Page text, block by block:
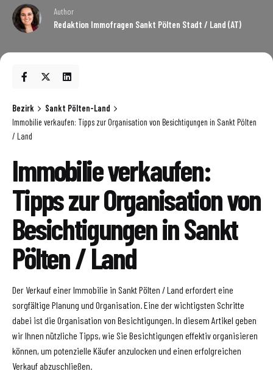
Author
Redaktion Immofragen Sankt Pölten Stadt / Land (AT)
Bezirk
Sankt Pölten-Land
Immobilie verkaufen: Tipps zur Organisation von Besichtigungen in Sankt Pölten
/ Land
Immobilie verkaufen:
Tipps zur Organisation von
Besichtigungen in Sankt
Pölten / Land
Der Verkauf einer Immobilie in Sankt Pölten / Land erfordert eine
sorgfältige Planung und Organisation. Eine der wichtigsten Schritte
dabei ist die Organisation von Besichtigungen. In diesem Artikel geben
wir Ihnen nützliche Tipps, wie Sie Besichtigungen effektiv organisieren
können, um potenzielle Käufer anzulocken und einen erfolgreichen
Verkauf abzuschließen.